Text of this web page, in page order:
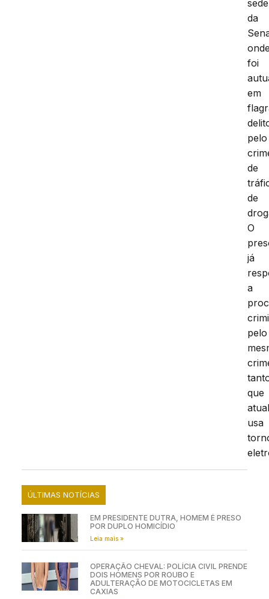
sede
da
foi
em
pelo
de
de
O
já
a
pelo
que
usa
ÚLTIMAS NOTÍCIAS
EM PRESIDENTE DUTRA, HOMEM É PRESO
POR DUPLO HOMICÍDIO
Leia mais »
OPERAÇÃO CHEVAL: POLÍCIA CIVIL PRENDE
DOIS HOMENS POR ROUBO E
ADULTERAÇÃO DE MOTOCICLETAS EM
CAXIAS